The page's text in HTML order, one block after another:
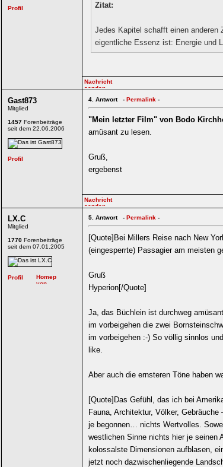
Zitat:
Jedes Kapitel schafft einen anderen
eigentliche Essenz ist: Energie und
Gast873
Mitglied
1457 Forenbeiträge
seit dem 22.06.2006
4. Antwort - Permalink -
"Mein letzter Film" von Bodo
amüsant zu lesen.
Gruß,
ergebenst
LX.C
Mitglied
1770 Forenbeiträge
seit dem 07.01.2005
5. Antwort - Permalink -
[Quote]Bei Millers Reise nach New
(eingesperrte) Passagier am meisten
Gruß
Hyperion[/Quote]
Ja, das Büchlein ist durchweg
im vorbeigehen die zwei
im vorbeigehen :-) So völlig sinnlos
like.
Aber auch die ernsteren Töne haben
[Quote]Das Gefühl, das ich bei
Fauna, Architektur, Völker,
je begonnen… nichts Wertvolles.
westlichen Sinne nichts hier je seinen
kolossalste Dimensionen aufblasen,
jetzt noch dazwischenliegende